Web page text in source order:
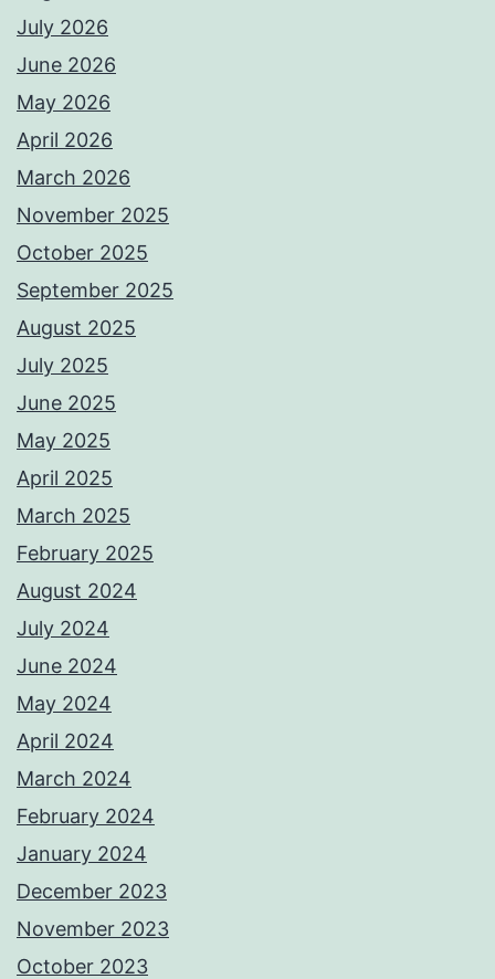
July 2026
June 2026
May 2026
April 2026
March 2026
November 2025
October 2025
September 2025
August 2025
July 2025
June 2025
May 2025
April 2025
March 2025
February 2025
August 2024
July 2024
June 2024
May 2024
April 2024
March 2024
February 2024
January 2024
December 2023
November 2023
October 2023